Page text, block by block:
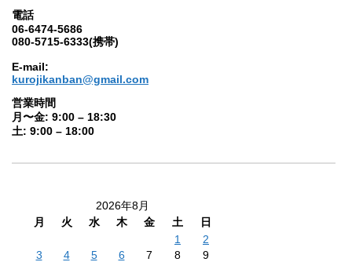
電話
06-6474-5686
080-5715-6333(携帯)
E-mail:
kurojikanban@gmail.com
営業時間
月〜金: 9:00 – 18:30
土: 9:00 – 18:00
2026年8月
月
火 水 木 金 土
日
1
2
3
4 5 6 7 8
9